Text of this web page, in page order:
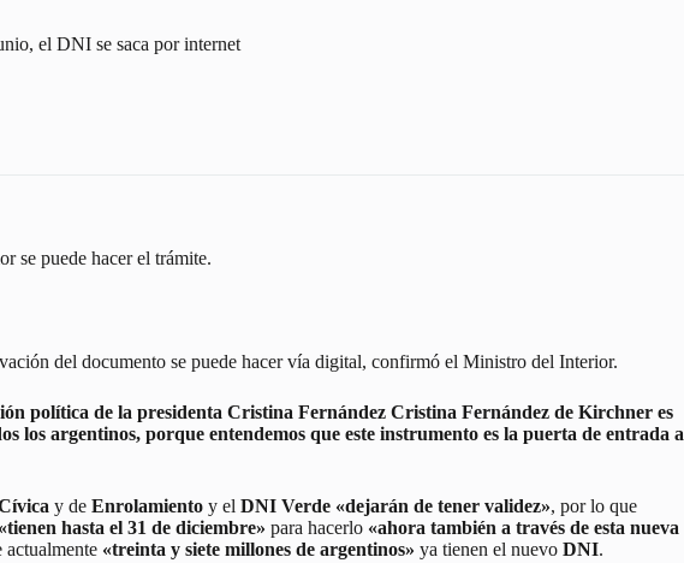
el DNI se saca por internet
se puede hacer el trámite.
del documento se puede hacer vía digital, confirmó el Ministro del Interior.
política de la presidenta Cristina Fernández Cristina Fernández de Kirchner es
los argentinos, porque entendemos que este instrumento es la puerta de entrada a
y de Enrolamiento y el DNI Verde «dejarán de tener validez», por lo que
«tienen hasta el 31 de diciembre» para hacerlo «ahora también a través de esta nueva
actualmente «treinta y siete millones de argentinos» ya tienen el nuevo DNI.